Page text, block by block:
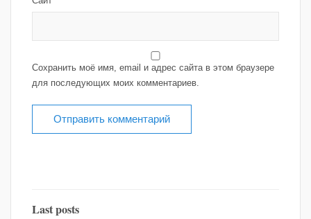
Сохранить моё имя, email и адрес сайта в этом браузере
для последующих моих комментариев.
Last posts